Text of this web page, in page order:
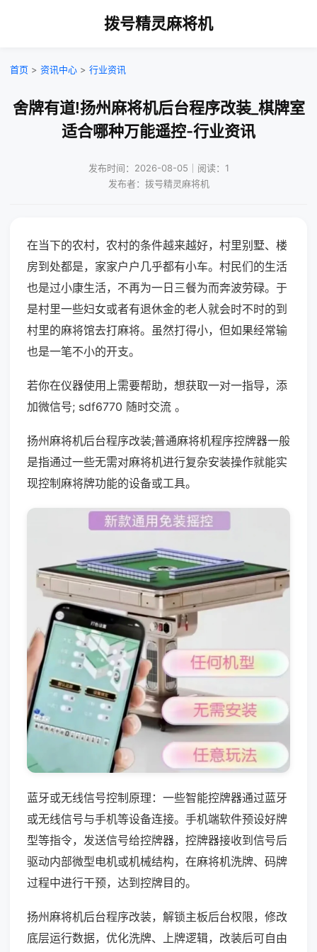
拨号精灵麻将机
首页 > 资讯中心 > 行业资讯
舍牌有道!扬州麻将机后台程序改装_棋牌室
适合哪种万能遥控-行业资讯
发布时间：2026-08-05｜阅读：1
发布者：拨号精灵麻将机
在当下的农村，农村的条件越来越好，村里别墅、楼
房到处都是，家家户户几乎都有小车。村民们的生活
也是过小康生活，不再为一日三餐为而奔波劳碌。于
是村里一些妇女或者有退休金的老人就会时不时的到
村里的麻将馆去打麻将。虽然打得小，但如果经常输
也是一笔不小的开支。
若你在仪器使用上需要帮助，想获取一对一指导，添
加微信号; sdf6770 随时交流 。
扬州麻将机后台程序改装;普通麻将机程序控牌器一般
是指通过一些无需对麻将机进行复杂安装操作就能实
现控制麻将牌功能的设备或工具。
蓝牙或无线信号控制原理：一些智能控牌器通过蓝牙
或无线信号与手机等设备连接。手机端软件预设好牌
型等指令，发送信号给控牌器，控牌器接收到信号后
驱动内部微型电机或机械结构，在麻将机洗牌、码牌
过程中进行干预，达到控牌目的。
扬州麻将机后台程序改装，解锁主板后台权限，修改
底层运行数据，优化洗牌、上牌逻辑，改装后可自由